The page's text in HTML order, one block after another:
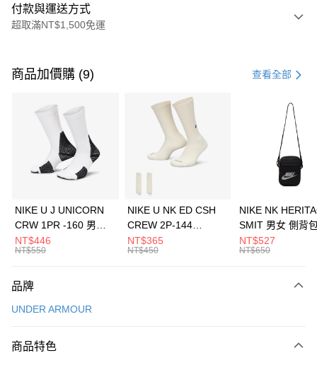
付款與運送方式
超取滿NT$1,500免運
信用卡一次付款
3 期 0 利率 每期 21家銀行
合作金庫商業銀行
第一商業銀行
華南商業銀行
彰化商業銀行
上海商業儲蓄銀行
元大商業銀行
台灣樂天信用卡公司
Apple Pay
全盈+PAY
AFTEE先享後付
【關於「AFTEE先享後付」】
便利好安心！
３．安心：先確認商品／服務後，再付款。
運送方式
每筆NT$100，滿NT$1,500(含以上)免運費
商品加價購 (9) 查看全部
NIKE U J UNICORN
CRW 1PR -160 男女
中統襪 FZ3393100
NT$446
NT$550
NIKE U NK ED CSH
CREW 2P-144
EMBRDY 男女 短統襪
FZ3073133
NT$365
NT$450
NIKE NK
SMIT 男女 側背
BA5871010
NT$527
NT$650
品牌
UNDER ARMOUR
商品特色